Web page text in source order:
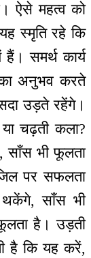
ऐसे महत्व को
स्मृति रहे कि
समर्थ कार्य
का अनुभव करते
उड़ते रहेंगे।
चढ़ती कला?
भी फूलता
पर सफलता
साँस भी
है। उड़ती
है कि यह करें,